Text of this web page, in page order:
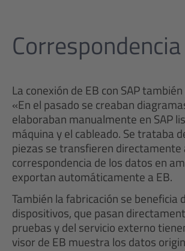
Correspondencia
La conexión de EB con SAP
«En el pasado se creaban
elaboraban manualmente en SAP
máquina y el cableado. Se trataba
piezas se transfieren directamente
correspondencia de los datos en
exportan automáticamente a EB.
También la fabricación se beneficia
dispositivos, que pasan
pruebas y del servicio externo
visor de EB muestra los datos